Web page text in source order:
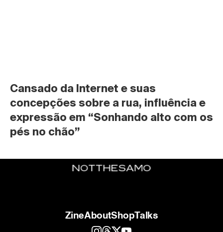
Cansado da Internet e suas
concepções sobre a rua, influência e
expressão em “Sonhando alto com os
pés no chão”
ZineAboutShopTalks